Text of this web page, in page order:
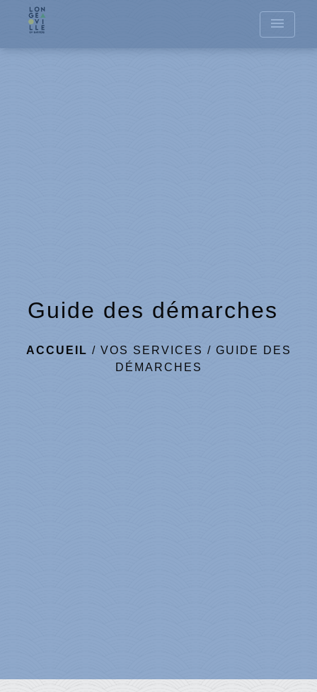
menu
Guide des démarches
ACCUEIL / VOS SERVICES / GUIDE DES
DÉMARCHES